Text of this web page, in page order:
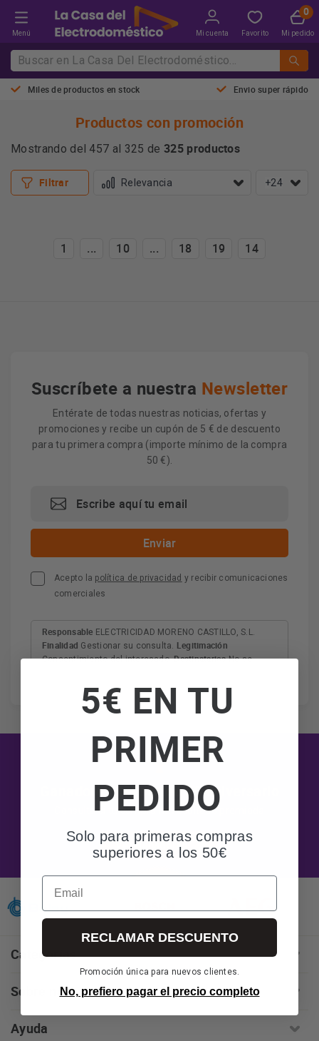
Menú Mi cuenta Favorito Mi pedido
Miles de productos en stock Envio super rápido
Productos con promoción
Mostrando del 457 al 325 de 325 productos
Filtrar +24
1 ... 10 ... 18 19 14
Suscríbete a nuestra Newsletter
Entérate de todas nuestras noticias, ofertas y
promociones y recibe un cupón de 5 € de descuento
para tu primera compra (importe mínimo de la compra
50 €).
Acepto la política de privacidad y recibir comunicaciones
comerciales
Responsable ELECTRICIDAD MORENO CASTILLO, S.L.
Finalidad Gestionar su consulta. Legitimación
Consentimiento del interesado.DestinatariosNo se
Tiene derecho a acceder, rectificar y suprimir
los datos, así como otros derechos, como se explica en
la información adicional.Información adicional
Ganadores del sorteo 50 aniversario
Consulta si tu compra ha resultado premiada
Ver ganadores
Categorías
Sobre nosotros
Ayuda
5€ EN TU
PRIMER
PEDIDO
Solo para primeras compras
superiores a los 50€
Email
RECLAMAR DESCUENTO
Promoción única para nuevos clientes.
No, prefiero pagar el precio completo